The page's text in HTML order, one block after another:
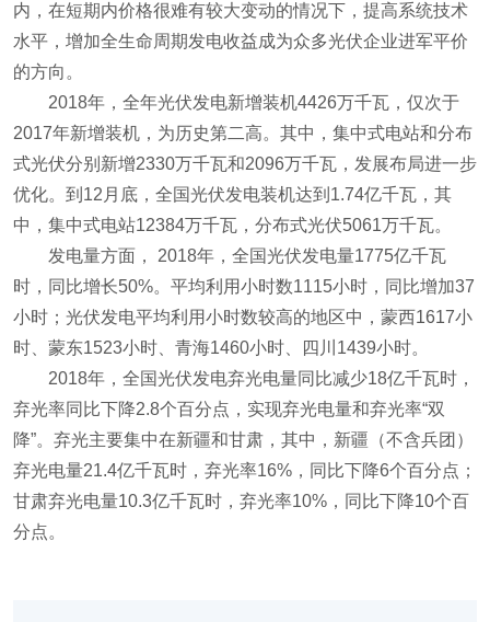
内，在短期内价格很难有较大变动的情况下，提高系统技术
水平，增加全生命周期发电收益成为众多光伏企业进军平价
的方向。
2018年，全年光伏发电新增装机4426万千瓦，仅次于
2017年新增装机，为历史第二高。其中，集中式电站和分布
式光伏分别新增2330万千瓦和2096万千瓦，发展布局进一步
优化。到12月底，全国光伏发电装机达到1.74亿千瓦，其
中，集中式电站12384万千瓦，分布式光伏5061万千瓦。
发电量方面， 2018年，全国光伏发电量1775亿千瓦
时，同比增长50%。平均利用小时数1115小时，同比增加37
小时；光伏发电平均利用小时数较高的地区中，蒙西1617小
时、蒙东1523小时、青海1460小时、四川1439小时。
2018年，全国光伏发电弃光电量同比减少18亿千瓦时，
弃光率同比下降2.8个百分点，实现弃光电量和弃光率“双
降”。弃光主要集中在新疆和甘肃，其中，新疆（不含兵团）
弃光电量21.4亿千瓦时，弃光率16%，同比下降6个百分点；
甘肃弃光电量10.3亿千瓦时，弃光率10%，同比下降10个百
分点。